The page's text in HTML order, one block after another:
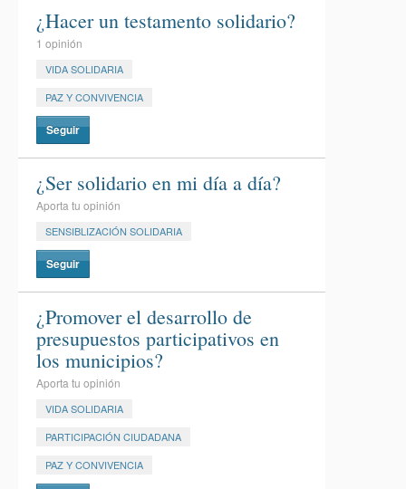
¿Hacer un testamento solidario?
1 opinión
VIDA SOLIDARIA
PAZ Y CONVIVENCIA
Seguir
¿Ser solidario en mi día a día?
Aporta tu opinión
SENSIBLIZACIÓN SOLIDARIA
Seguir
¿Promover el desarrollo de
presupuestos participativos en
los municipios?
Aporta tu opinión
VIDA SOLIDARIA
PARTICIPACIÓN CIUDADANA
PAZ Y CONVIVENCIA